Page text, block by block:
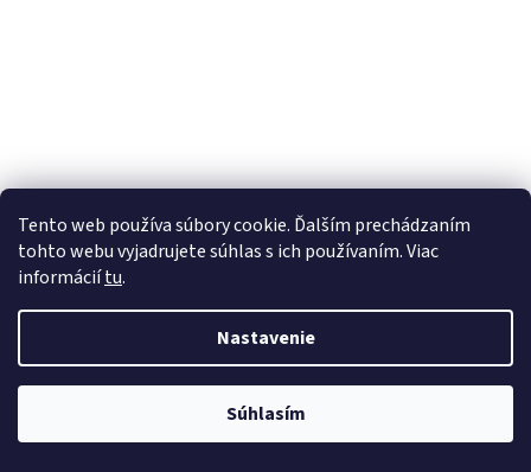
Tento web používa súbory cookie. Ďalším prechádzaním
tohto webu vyjadrujete súhlas s ich používaním. Viac
informáciítu.
Nastavenie
Súhlasím